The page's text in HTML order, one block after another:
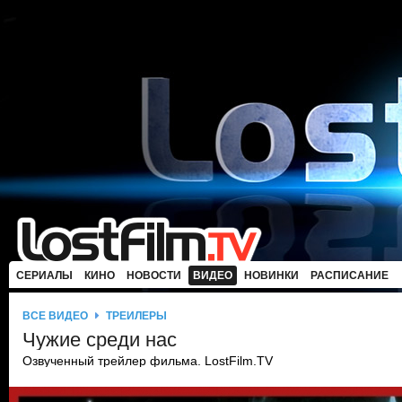
СЕРИАЛЫ КИНО НОВОСТИ ВИДЕО НОВИНКИ РАСПИСАНИЕ
ВСЕ ВИДЕО ТРЕЙЛЕРЫ
Чyжие среди нас
Озвученный трейлер фильма. LostFilm.TV